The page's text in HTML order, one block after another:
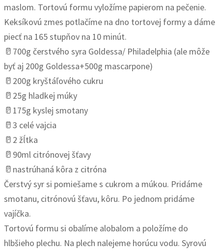
maslom. Tortovú formu vyložíme papierom na pečenie.
Keksíkovú zmes potlačíme na dno tortovej formy a dáme
piecť na 165 stupňov na 10 minút.
🥛700g čerstvého syra Goldessa/ Philadelphia (ale môže
byť aj 200g Goldessa+500g mascarpone)
🥛200g kryštáľového cukru
🥛25g hladkej múky
🥛175g kyslej smotany
🥛3 celé vajcia
🥛2 žĺtka
🥛90ml citrónovej šťavy
🥛nastrúhaná kôra z citróna
Čerstvý syr si pomiešame s cukrom a múkou. Pridáme
smotanu, citrónovú šťavu, kôru. Po jednom pridáme
vajíčka.
Tortovú formu si obalíme alobalom a položíme do
hlbšieho plechu. Na plech nalejeme horúcu vodu. Syrovú